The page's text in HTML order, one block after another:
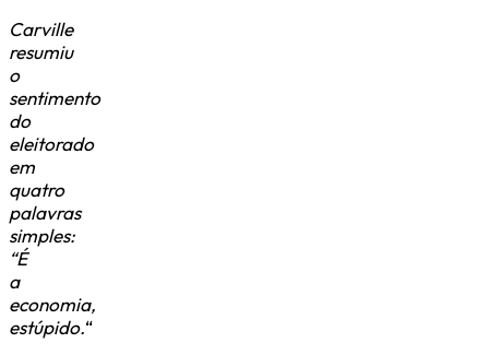
Carville
resumiu
o
sentimento
do
eleitorado
em
quatro
palavras
simples:
“É
a
economia,
estúpido.“